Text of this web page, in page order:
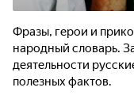
Фразы, герои и
народный словарь.
деятельности
полезных фактов.